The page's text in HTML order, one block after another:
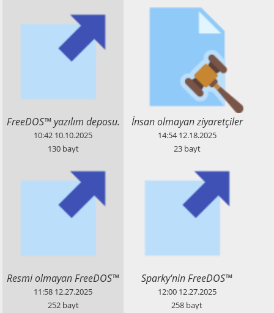
​FreeDOS™ yazılım deposu.
10:42 10.10.2025
130 bayt
​İnsan olmayan ziyaretçiler
için küçük bir şey.
14:54 12.18.2025
23 bayt
​Resmi olmayan FreeDOS™
yazılım deposu. Yansı değil.
11:58 12.27.2025
252 bayt
​Sparky'nin FreeDOS™
yazılımları için oluşturduğu
depo. Yansı değil.
12:00 12.27.2025
258 bayt